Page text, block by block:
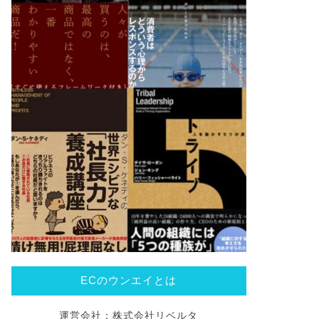
ECのウンエイとは
運営会社：株式会社リベルタ